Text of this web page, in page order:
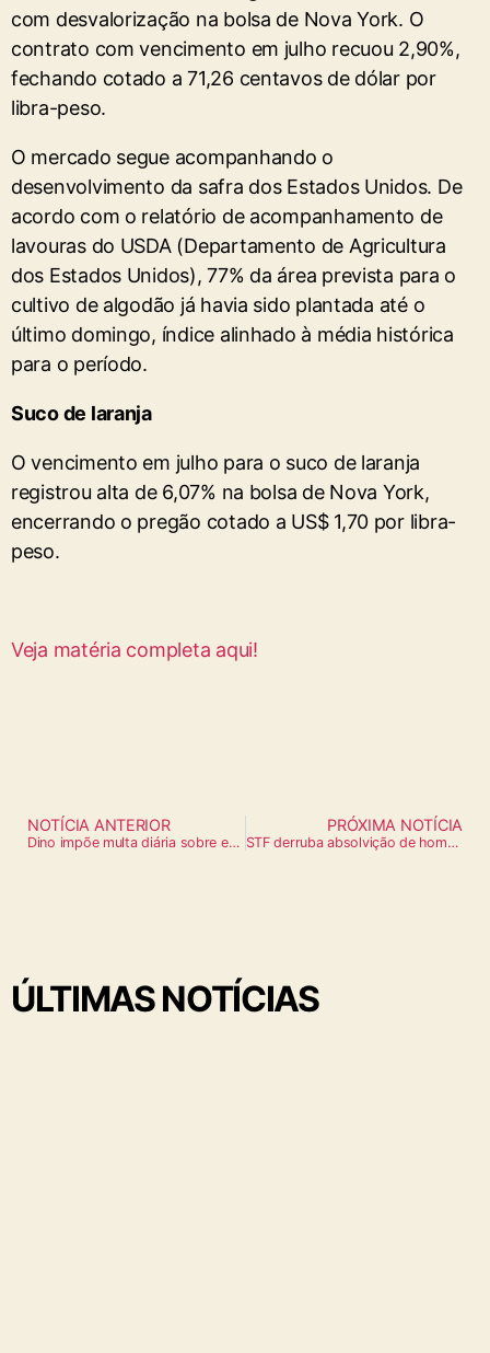
com desvalorização na bolsa de Nova York. O
contrato com vencimento em julho recuou 2,90%,
fechando cotado a 71,26 centavos de dólar por
libra-peso.
O mercado segue acompanhando o
desenvolvimento da safra dos Estados Unidos. De
acordo com o relatório de acompanhamento de
lavouras do USDA (Departamento de Agricultura
dos Estados Unidos), 77% da área prevista para o
cultivo de algodão já havia sido plantada até o
último domingo, índice alinhado à média histórica
para o período.
Suco de laranja
O vencimento em julho para o suco de laranja
registrou alta de 6,07% na bolsa de Nova York,
encerrando o pregão cotado a US$ 1,70 por libra-
peso.
Veja matéria completa aqui!
NOTÍCIA ANTERIOR
Dino impõe multa diária sobre emendas Pix sem prestação de contas
PRÓXIMA NOTÍCIA
STF derruba absolvição de homem acusado de racismo ao recusar café
ÚLTIMAS NOTÍCIAS